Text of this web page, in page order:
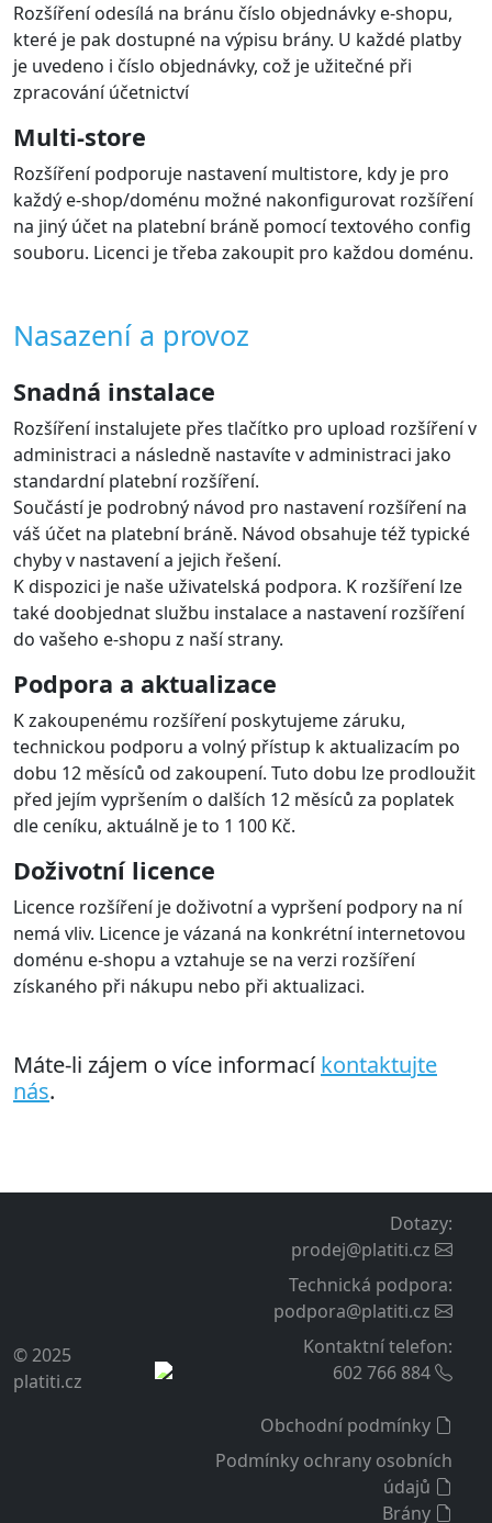
Rozšíření odesílá na bránu číslo objednávky e-shopu,
které je pak dostupné na výpisu brány. U každé platby
je uvedeno i číslo objednávky, což je užitečné při
zpracování účetnictví
Multi-store
Rozšíření podporuje nastavení multistore, kdy je pro
každý e-shop/doménu možné nakonfigurovat rozšíření
na jiný účet na platební bráně pomocí textového config
souboru. Licenci je třeba zakoupit pro každou doménu.
Nasazení a provoz
Snadná instalace
Rozšíření instalujete přes tlačítko pro upload rozšíření v
administraci a následně nastavíte v administraci jako
standardní platební rozšíření.
Součástí je podrobný návod pro nastavení rozšíření na
váš účet na platební bráně. Návod obsahuje též typické
chyby v nastavení a jejich řešení.
K dispozici je naše uživatelská podpora. K rozšíření lze
také doobjednat službu instalace a nastavení rozšíření
do vašeho e-shopu z naší strany.
Podpora a aktualizace
K zakoupenému rozšíření poskytujeme záruku,
technickou podporu a volný přístup k aktualizacím po
dobu 12 měsíců od zakoupení. Tuto dobu lze prodloužit
před jejím vypršením o dalších 12 měsíců za poplatek
dle ceníku, aktuálně je to 1 100 Kč.
Doživotní licence
Licence rozšíření je doživotní a vypršení podpory na ní
nemá vliv. Licence je vázaná na konkrétní internetovou
doménu e-shopu a vztahuje se na verzi rozšíření
získaného při nákupu nebo při aktualizaci.
Máte-li zájem o více informacíkontaktujte
nás.
© 2025
platiti.cz
Dotazy:
prodej@platiti.cz
Technická podpora:
podpora@platiti.cz
Kontaktní telefon:
602 766 884
Obchodní podmínky
Podmínky ochrany osobních
údajů
Brány